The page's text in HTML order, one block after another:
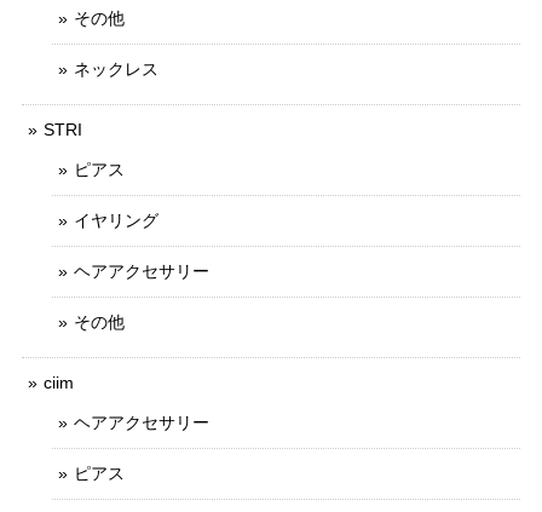
その他
ネックレス
STRI
ピアス
イヤリング
ヘアアクセサリー
その他
ciim
ヘアアクセサリー
ピアス